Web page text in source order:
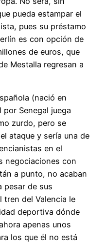
pueda estampar el
pues su préstamo
es con opción de
de euros, que
Mestalla regresan a
(nació en
Senegal juega
zurdo, pero se
ataque y sería una de
en el
negociaciones con
a punto, no acaban
pesar de sus
tren del Valencia le
deportiva dónde
apenas unos
los que él no está